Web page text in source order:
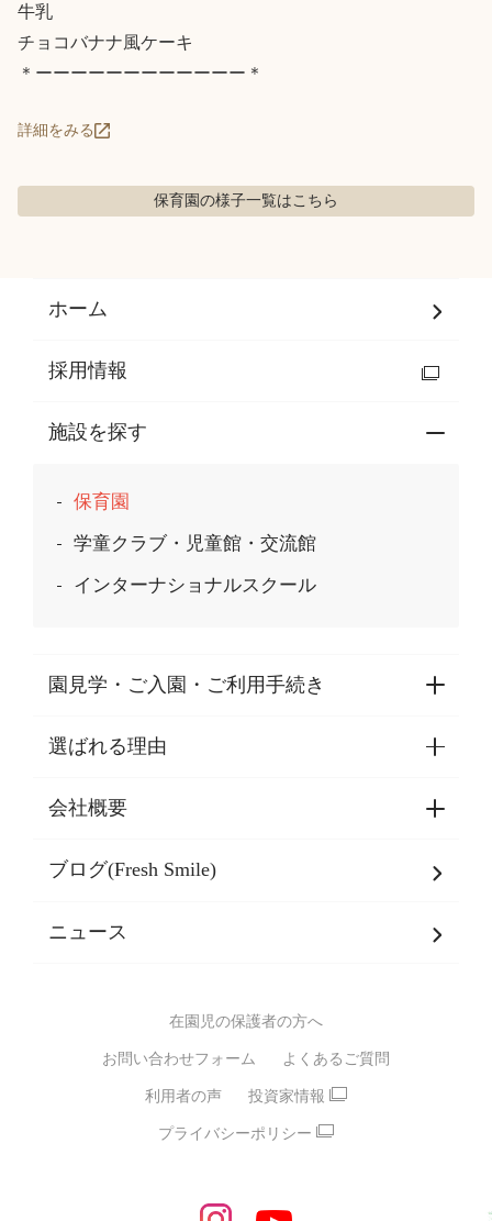
牛乳
チョコバナナ風ケーキ
＊ーーーーーーーーーーーー＊
詳細をみる
保育園の様子一覧はこちら
ホーム
採用情報
施設を探す
保育園
学童クラブ・児童館・交流館
インターナショナルスクール
園見学・ご入園・ご利用手続き
園見学・ご入園・ご利用手続き
東京都認証保育所空き状況
選ばれる理由
選ばれる理由一覧
乳児期・幼児期・
バイリンガル保育園
スポーツ保育園
モンテッソーリ式保育園
STEAMS保育・学童
えいご
会社概要
会社概要
SDGsについて
ブログ(Fresh Smile)
ニュース
在園児の保護者の方へ
お問い合わせフォーム よくあるご質問
利用者の声 投資家情報
プライバシーポリシー